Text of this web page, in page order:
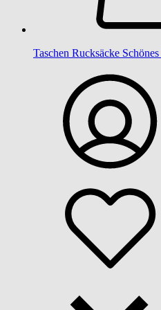
Taschen Rucksäcke Schönes